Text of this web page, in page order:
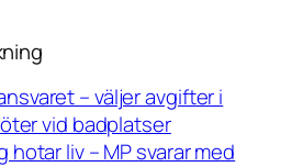
– väljer avgifter i
vid badplatser
hotar liv – MP svarar med